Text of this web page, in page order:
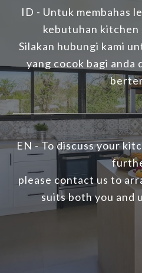
ID - Untuk membahas
kebutuhan kitchen
Silakan hubungi kami
yang cocok bagi anda
EN - To discuss your
please contact us to
suits both you and